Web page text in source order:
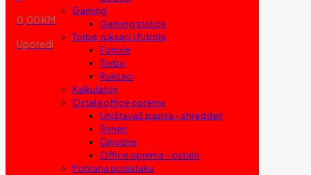
0,00 KM
Uporedi
Gaming
Gaming stolice
Torbe, ruksaci i futrole
Futrole
Torbe
Ruksaci
Kalkulatori
Ostala office oprema
Uništavač papira – shredderi
Trimeri
Giljotine
Office oprema – ostalo
Pohrana podataka